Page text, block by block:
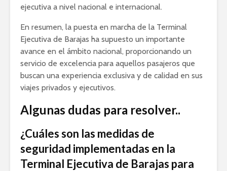
ejecutiva a nivel nacional e internacional.
En resumen, la puesta en marcha de la Terminal
Ejecutiva de Barajas ha supuesto un importante
avance en el ámbito nacional, proporcionando un
servicio de excelencia para aquellos pasajeros que
buscan una experiencia exclusiva y de calidad en sus
viajes privados y ejecutivos.
Algunas dudas para resolver..
¿Cuáles son las medidas de
seguridad implementadas en la
Terminal Ejecutiva de Barajas para